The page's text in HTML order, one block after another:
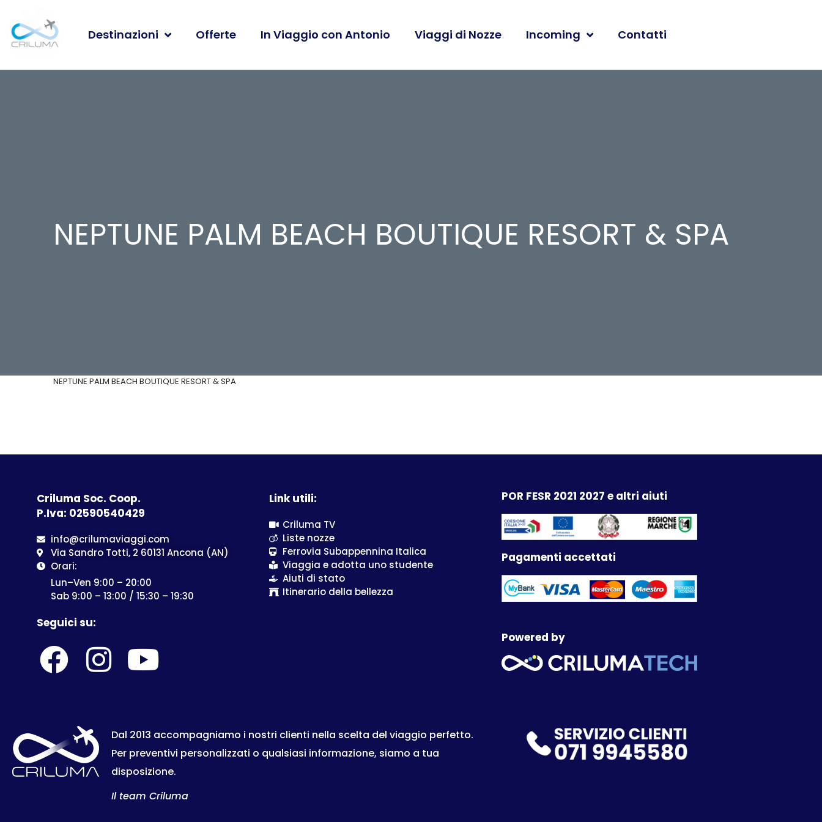
Destinazioni Offerte In Viaggio con Antonio Viaggi di Nozze Incoming Contatti
NEPTUNE PALM BEACH BOUTIQUE RESORT & SPA
NEPTUNE PALM BEACH BOUTIQUE RESORT & SPA
Criluma Soc. Coop.
P.Iva: 02590540429
info@crilumaviaggi.com
Via Sandro Totti, 2 60131 Ancona (AN)
Orari:
Lun–Ven 9:00 – 20:00
Sab 9:00 – 13:00 / 15:30 – 19:30
Seguici su:
Link utili:
Criluma TV
Liste nozze
Ferrovia Subappennina Italica
Viaggia e adotta uno studente
Aiuti di stato
Itinerario della bellezza
POR FESR 2021 2027 e altri aiuti
Pagamenti accettati
Powered by
Dal 2013 accompagniamo i nostri clienti nella scelta del viaggio perfetto.
Per preventivi personalizzati o qualsiasi informazione, siamo a tua
disposizione.
Il team Criluma